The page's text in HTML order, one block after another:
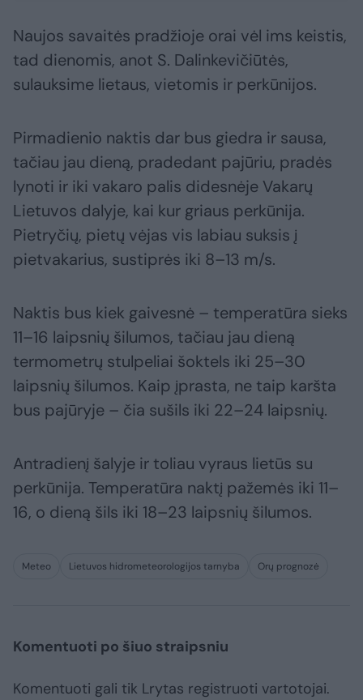
Naujos savaitės pradžioje orai vėl ims keistis,
tad dienomis, anot S. Dalinkevičiūtės,
sulauksime lietaus, vietomis ir perkūnijos.
Pirmadienio naktis dar bus giedra ir sausa,
tačiau jau dieną, pradedant pajūriu, pradės
lynoti ir iki vakaro palis didesnėje Vakarų
Lietuvos dalyje, kai kur griaus perkūnija.
Pietryčių, pietų vėjas vis labiau suksis į
pietvakarius, sustiprės iki 8–13 m/s.
Naktis bus kiek gaivesnė – temperatūra sieks
11–16 laipsnių šilumos, tačiau jau dieną
termometrų stulpeliai šoktels iki 25–30
laipsnių šilumos. Kaip įprasta, ne taip karšta
bus pajūryje – čia sušils iki 22–24 laipsnių.
Antradienį šalyje ir toliau vyraus lietūs su
perkūnija. Temperatūra naktį pažemės iki 11–
16, o dieną šils iki 18–23 laipsnių šilumos.
Meteo Lietuvos hidrometeorologijos tarnyba Orų prognozė
Komentuoti po šiuo straipsniu
Komentuoti gali tik Lrytas registruoti vartotojai.